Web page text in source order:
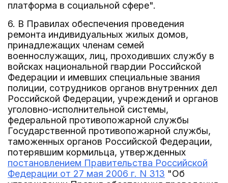
платформа в социальной сфере".
6. В Правилах обеспечения проведения
ремонта индивидуальных жилых домов,
принадлежащих членам семей
военнослужащих, лиц, проходивших службу в
войсках национальной гвардии Российской
Федерации и имевших специальные звания
полиции, сотрудников органов внутренних дел
Российской Федерации, учреждений и органов
уголовно-исполнительной системы,
федеральной противопожарной службы
Государственной противопожарной службы,
таможенных органов Российской Федерации,
потерявшим кормильца, утвержденных
постановлением Правительства Российской
Федерации от 27 мая 2006 г. N 313 "Об